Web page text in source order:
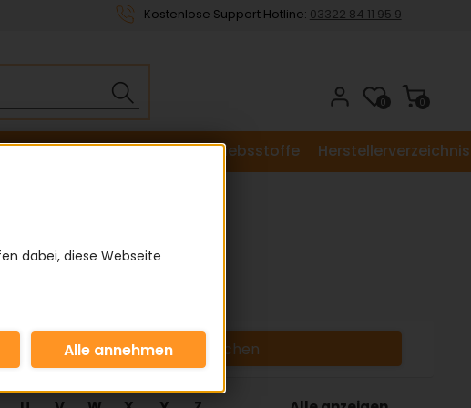
Kostenlose Support Hotline: 03322 84 11 95 9
0
0
Normteile Dichtungen Betriebsstoffe Herstellerverzeichnis
dabei, diese Webseite